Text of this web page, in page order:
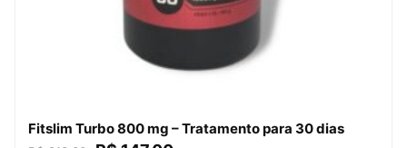
Fitslim Turbo 800 mg – Tratamento para 30 dias